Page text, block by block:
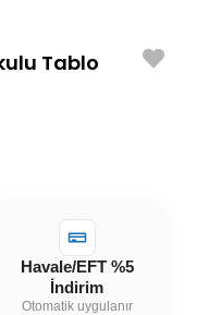
Tablo
Havale/EFT %5
İndirim
Otomatik uygulanır